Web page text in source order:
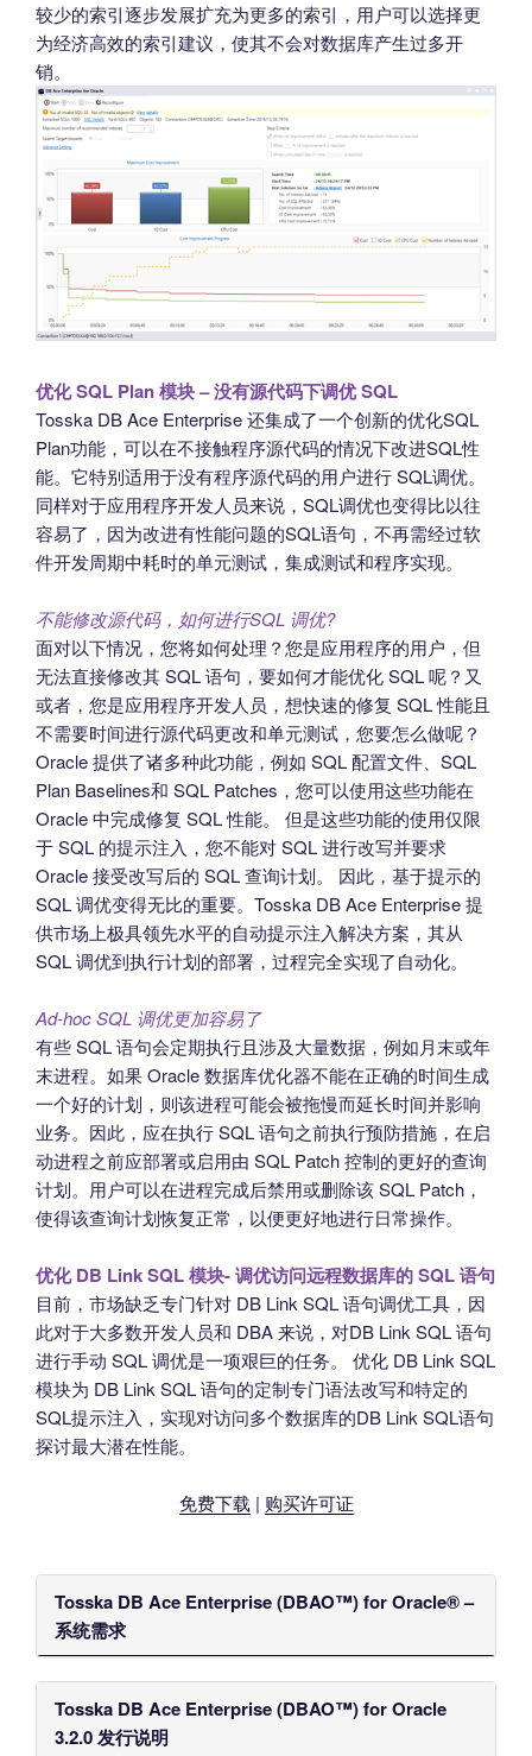
较少的索引逐步发展扩充为更多的索引，用户可以选择更
为经济高效的索引建议，使其不会对数据库产生过多开
销。
优化 SQL Plan 模块 – 没有源代码下调优 SQL
Tosska DB Ace Enterprise 还集成了一个创新的优化SQL
Plan功能，可以在不接触程序源代码的情况下改进SQL性
能。它特别适用于没有程序源代码的用户进行 SQL调优。
同样对于应用程序开发人员来说，SQL调优也变得比以往
容易了，因为改进有性能问题的SQL语句，不再需经过软
件开发周期中耗时的单元测试，集成测试和程序实现。
不能修改源代码，如何进行SQL 调优?
面对以下情况，您将如何处理？您是应用程序的用户，但
无法直接修改其 SQL 语句，要如何才能优化 SQL 呢？又
或者，您是应用程序开发人员，想快速的修复 SQL 性能且
不需要时间进行源代码更改和单元测试，您要怎么做呢？
Oracle 提供了诸多种此功能，例如 SQL 配置文件、SQL
Plan Baselines和 SQL Patches，您可以使用这些功能在
Oracle 中完成修复 SQL 性能。 但是这些功能的使用仅限
于 SQL 的提示注入，您不能对 SQL 进行改写并要求
Oracle 接受改写后的 SQL 查询计划。 因此，基于提示的
SQL 调优变得无比的重要。Tosska DB Ace Enterprise 提
供市场上极具领先水平的自动提示注入解决方案，其从
SQL 调优到执行计划的部署，过程完全实现了自动化。
Ad-hoc SQL 调优更加容易了
有些 SQL 语句会定期执行且涉及大量数据，例如月末或年
末进程。如果 Oracle 数据库优化器不能在正确的时间生成
一个好的计划，则该进程可能会被拖慢而延长时间并影响
业务。因此，应在执行 SQL 语句之前执行预防措施，在启
动进程之前应部署或启用由 SQL Patch 控制的更好的查询
计划。用户可以在进程完成后禁用或删除该 SQL Patch，
使得该查询计划恢复正常，以便更好地进行日常操作。
优化 DB Link SQL 模块- 调优访问远程数据库的 SQL 语句
目前，市场缺乏专门针对 DB Link SQL 语句调优工具，因
此对于大多数开发人员和 DBA 来说，对DB Link SQL 语句
进行手动 SQL 调优是一项艰巨的任务。 优化 DB Link SQL
模块为 DB Link SQL 语句的定制专门语法改写和特定的
SQL提示注入，实现对访问多个数据库的DB Link SQL语句
探讨最大潜在性能。
免费下载 | 购买许可证
Tosska DB Ace Enterprise (DBAO™) for Oracle® –
系统需求
Tosska DB Ace Enterprise (DBAO™) for Oracle
3.2.0 发行说明